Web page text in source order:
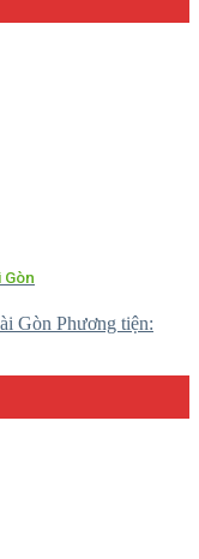
Gòn
Gòn Phương tiện: